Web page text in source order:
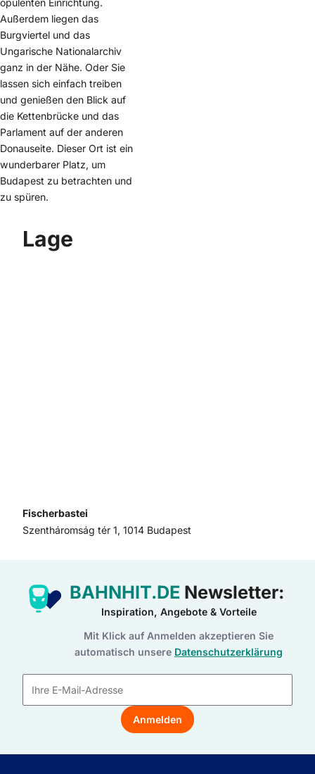
Außerdem liegen das
Burgviertel und das
Ungarische Nationalarchiv
ganz in der Nähe. Oder Sie
lassen sich einfach treiben
und genießen den Blick auf
die Kettenbrücke und das
Parlament auf der anderen
Donauseite. Dieser Ort ist ein
wunderbarer Platz, um
Budapest zu betrachten und
zu spüren.
Lage
Fischerbastei
Szentháromság tér 1, 1014 Budapest
BAHNHIT.DE Newsletter:
Inspiration, Angebote & Vorteile
Mit Klick auf Anmelden akzeptieren Sie
automatisch unsere Datenschutzerklärung
E-
Mail-
Adresse
Anmelden